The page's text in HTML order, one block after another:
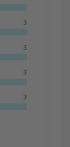
3
3
3
3